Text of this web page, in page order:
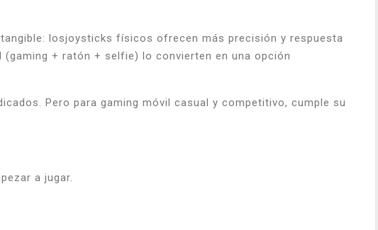
losjoysticks físicos ofrecen más precisión y respuesta
+ ratón + selfie) lo convierten en una opción
Pero para gaming móvil casual y competitivo, cumple su
a jugar.